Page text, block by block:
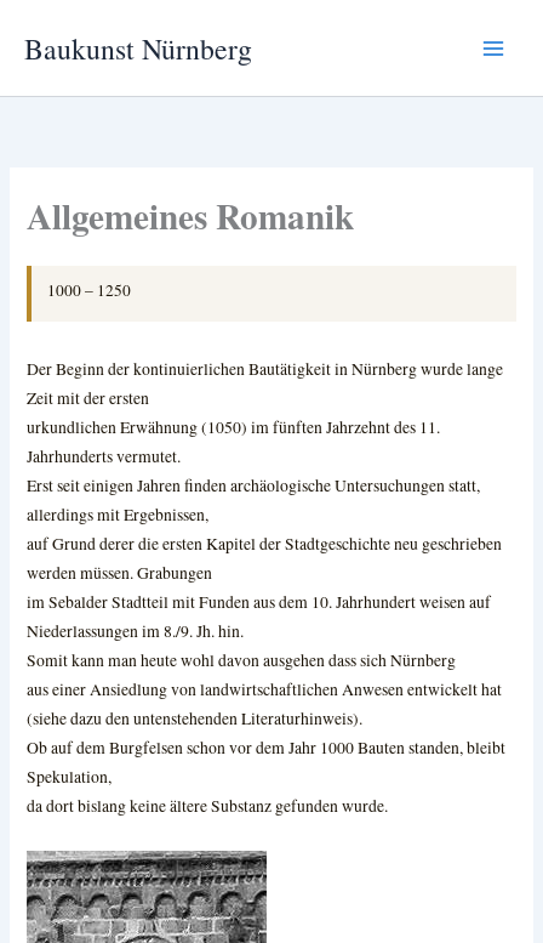
InhaltBaukunst Nürnberg
Allgemeines Romanik
1000 – 1250
Der Beginn der kontinuierlichen Bautätigkeit in Nürnberg wurde lange
Zeitmit der ersten
urkundlichen Erwähnung (1050) im fünften Jahrzehnt des 11.
Jahrhunderts vermutet.
Erst seit einigen Jahren finden archäologische Untersuchungen statt,
allerdings mit Ergebnissen,
auf Grund derer die ersten Kapitel der Stadtgeschichte neu geschrieben
werden müssen. Grabungen
im Sebalder Stadtteil mit Funden aus dem 10. Jahrhundert weisen auf
Niederlassungen im 8./9. Jh. hin.
Somit kann man heute wohl davon ausgehen dass sich Nürnberg
aus einer Ansiedlung von landwirtschaftlichen Anwesen entwickelt hat
(siehe dazu den untenstehenden Literaturhinweis).
Ob auf dem Burgfelsen schon vor dem Jahr 1000 Bauten standen, bleibt
Spekulation,
da dort bislang keine ältere Substanz gefunden wurde.